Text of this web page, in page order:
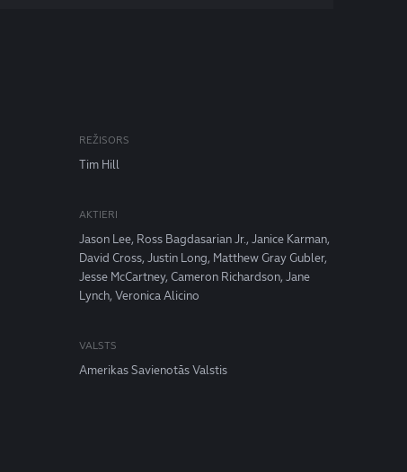
REŽISORS
Tim Hill
AKTIERI
Jason Lee, Ross Bagdasarian Jr., Janice Karman,
David Cross, Justin Long, Matthew Gray Gubler,
Jesse McCartney, Cameron Richardson, Jane
Lynch, Veronica Alicino
VALSTS
Amerikas Savienotās Valstis